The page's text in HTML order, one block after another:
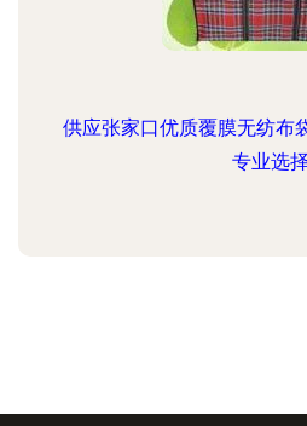
供应张家口优质覆膜无纺布
专业选择